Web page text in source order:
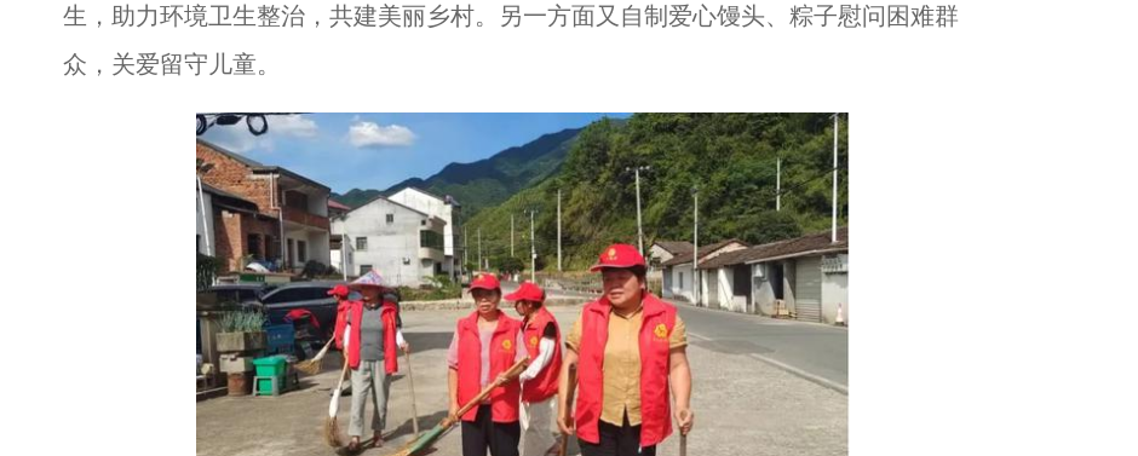
生，助力环境卫生整治，共建美丽乡村。另一方面又自制爱心馒头、粽子慰问困难群
众，关爱留守儿童。